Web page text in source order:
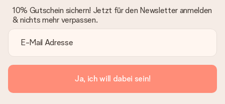
10% Gutschein sichern! Jetzt für den Newsletter anmelden
& nichts mehr verpassen.
Ja, ich will dabei sein!